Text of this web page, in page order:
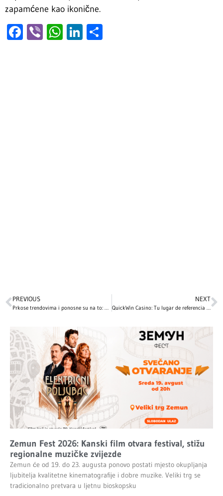
zapamćene kao ikonične.
Facebook
ViberWhatsApp
LinkedIn
PREVIOUS
Prkose trendovima i ponosne su na to: Ove srpske influenserke pokazuju prirodnu ljepotu bez šminke
NEXT
QuickWin Casino: Tu lugar de referencia para emociones rápidas en tragamonedas y ganancias instantáneas
Zemun Fest 2026: Kanski film otvara festival, stižu
regionalne muzičke zvijezde
Zemun će od 19. do 23. augusta ponovo postati mjesto okupljanja
ljubitelja kvalitetne kinematografije i dobre muzike. Veliki trg se
tradicionalno pretvara u ljetnu bioskopsku